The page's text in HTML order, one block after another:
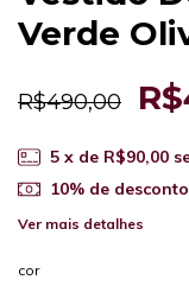
Verde
R$490,00
5 x de R$90,00
10% de desconto
Ver mais detalhes
cor